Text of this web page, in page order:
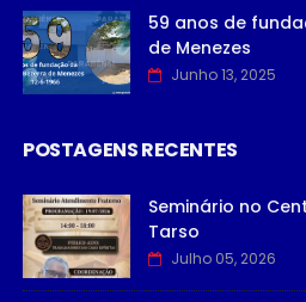
59 anos de
de Menezes
Junho 13, 2025
POSTAGENS RECENTES
Seminário no
Tarso
Julho 05, 2026